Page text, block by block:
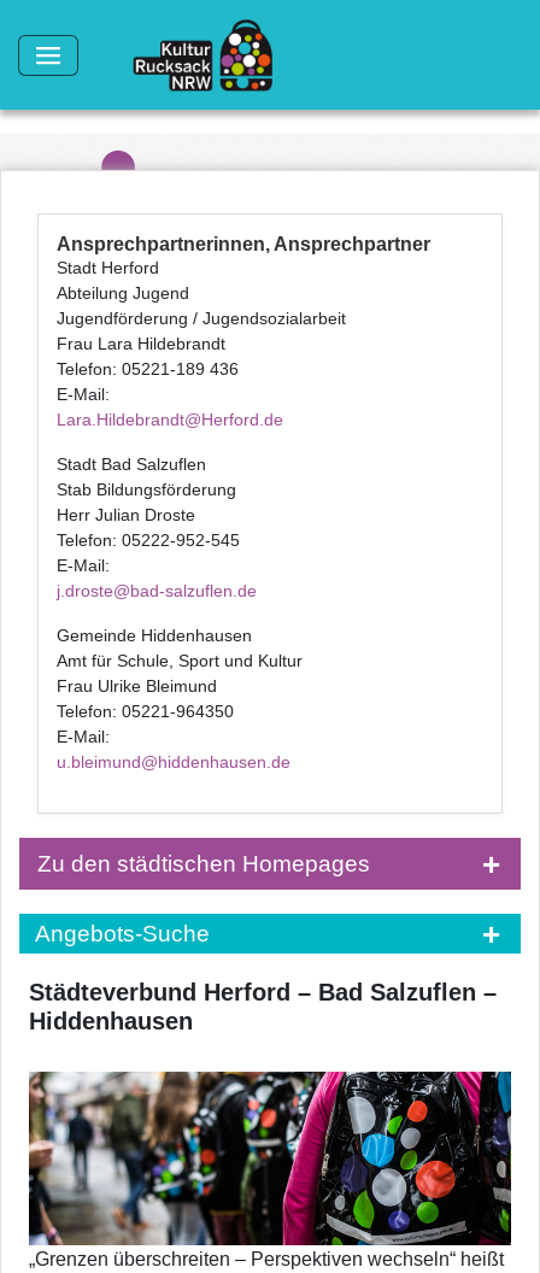
Ansprechpartnerinnen, Ansprechpartner
Stadt Herford
Abteilung Jugend
Jugendförderung / Jugendsozialarbeit
Frau Lara Hildebrandt
Telefon: 05221-189 436
E-Mail:
Lara.Hildebrandt@Herford.de
Stadt Bad Salzuflen
Stab Bildungsförderung
Herr Julian Droste
Telefon: 05222-952-545
E-Mail:
j.droste@bad-salzuflen.de
Gemeinde Hiddenhausen
Amt für Schule, Sport und Kultur
Frau Ulrike Bleimund
Telefon: 05221-964350
E-Mail:
u.bleimund@hiddenhausen.de
Zu den städtischen Homepages
Angebots-Suche
Städteverbund Herford – Bad Salzuflen –
Hiddenhausen
„Grenzen überschreiten – Perspektiven wechseln“ heißt